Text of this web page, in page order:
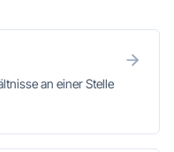
an einer Stelle